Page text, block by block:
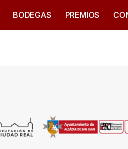
BODEGAS PREMIOS